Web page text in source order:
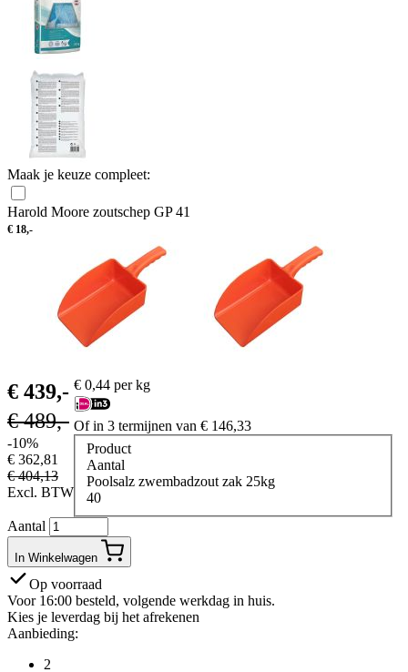
Maak je keuze compleet:
Harold Moore zoutschep GP 41
€ 18,-
€ 439,-
€489,-
-10%
€ 362,81
€404,13
Excl. BTW
€ 0,44 per kg
Of in 3 termijnen van € 146,33
Product
Aantal
Poolsalz zwembadzout zak 25kg
40
Aantal
In Winkelwagen
Op voorraad
Voor 16:00 besteld, volgende werkdag in huis.
Kies je leverdag bij het afrekenen
Aanbieding:
2